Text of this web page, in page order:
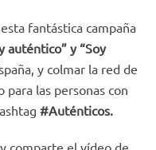
fantástica campaña
auténtico” y “Soy
y colmar la red de
para las personas con
#Auténticos.